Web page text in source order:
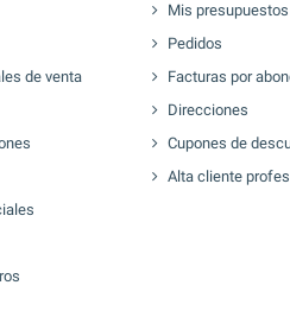
de venta
Mis presupuestos
Pedidos
Facturas por
Direcciones
Cupones de
Alta cliente